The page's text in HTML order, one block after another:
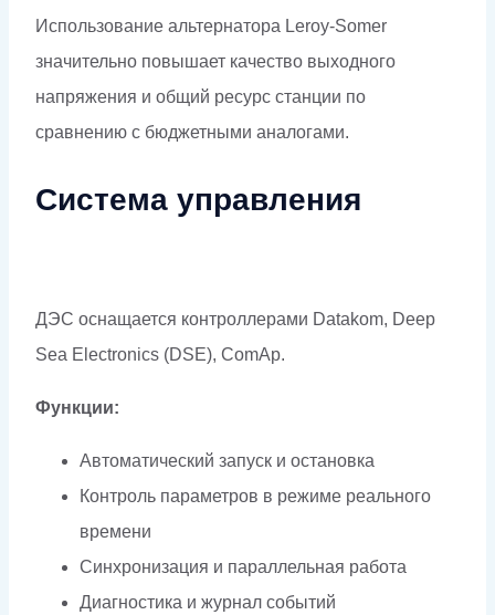
Использование альтернатора Leroy-Somer
значительно повышает качество выходного
напряжения и общий ресурс станции по
сравнению с бюджетными аналогами.
Система управления
ДЭС оснащается контроллерами Datakom, Deep
Sea Electronics (DSE), ComAp.
Функции:
Автоматический запуск и остановка
Контроль параметров в режиме реального
времени
Синхронизация и параллельная работа
Диагностика и журнал событий